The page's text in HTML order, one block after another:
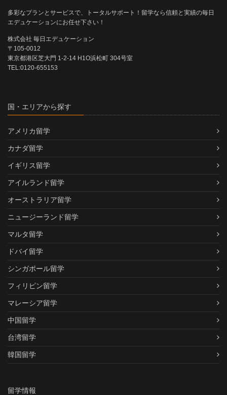
多彩なプランとサービスで、トータルサポート！留学なら信頼と実績の毎日
エデュケーションにお任せ下さい！
株式会社 毎日エデュケーション
〒105-0012
東京都港区芝大門 1-2-14 H1O浜松町 304号室
TEL:0120-655153
国・エリアから探す
アメリカ留学
カナダ留学
イギリス留学
アイルランド留学
オーストラリア留学
ニュージーランド留学
マルタ留学
ドバイ留学
シンガポール留学
フィリピン留学
マレーシア留学
中国留学
台湾留学
韓国留学
留学情報